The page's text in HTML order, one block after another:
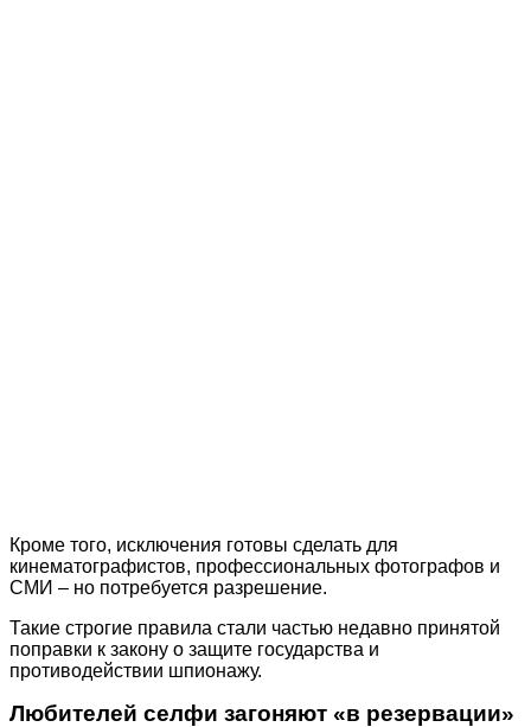
Кроме того, исключения готовы сделать для
кинематографистов, профессиональных фотографов и
СМИ – но потребуется разрешение.
Такие строгие правила стали частью недавно принятой
поправки к закону о защите государства и
противодействии шпионажу.
Любителей селфи загоняют «в резервации»